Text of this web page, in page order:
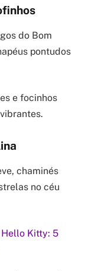
do Bom
pontudos
e focinhos
chaminés
no céu
Hello Kitty: 5